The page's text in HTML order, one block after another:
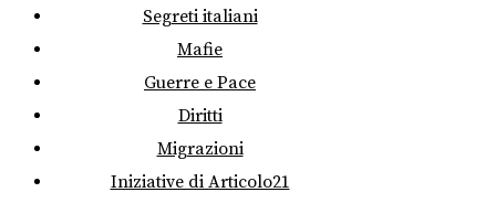
Segreti italiani
Mafie
Guerre e Pace
Diritti
Migrazioni
Iniziative di Articolo21